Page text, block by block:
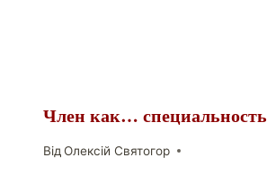
Член как… специальность
Від Олексій Святогор